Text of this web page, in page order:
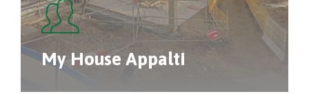
My House Appalti